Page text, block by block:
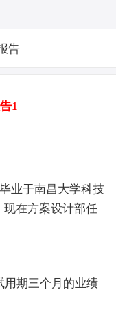
1
于南昌大学科技
在方案设计部任
期三个月的业绩